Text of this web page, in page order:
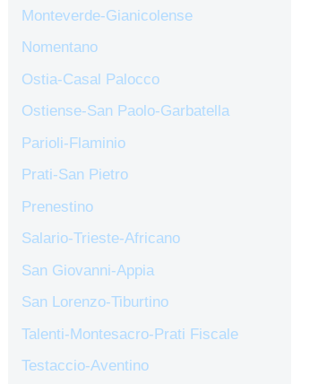
Monteverde-Gianicolense
Nomentano
Ostia-Casal Palocco
Ostiense-San Paolo-Garbatella
Parioli-Flaminio
Prati-San Pietro
Prenestino
Salario-Trieste-Africano
San Giovanni-Appia
San Lorenzo-Tiburtino
Talenti-Montesacro-Prati Fiscale
Testaccio-Aventino